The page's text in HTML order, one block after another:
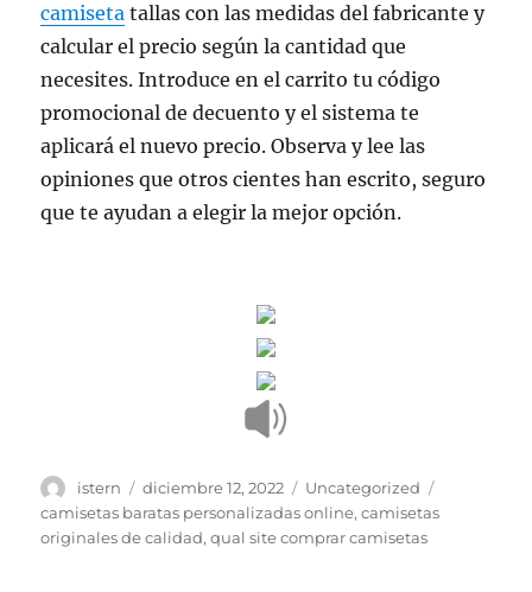
camiseta tallas con las medidas del fabricante y
calcular el precio según la cantidad que
necesites. Introduce en el carrito tu código
promocional de decuento y el sistema te
aplicará el nuevo precio. Observa y lee las
opiniones que otros cientes han escrito, seguro
que te ayudan a elegir la mejor opción.
Autor
istern
Publicado
el
diciembre 12, 2022 Categorías
Uncategorized
camisetas baratas personalizadas online,camisetas
originales de calidad,qual site comprar camisetas